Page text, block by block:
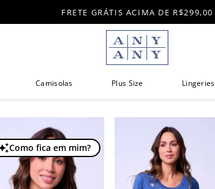
FRETE GRÁTIS ACIMA DE R$299,00
Camisolas Plus Size Lingeries
Como fica em mim?